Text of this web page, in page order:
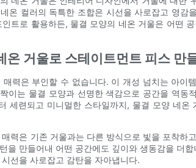
온 컬러의 독특한 조합은 시선을 사로잡고 영감
트로 활용하든, 물결 모양의 네온 거울은 어떤
온 거울로 스테이트먼트 피스 만
력은 부인할 수 없습니다. 이 개성 넘치는 아이
이는 물결 모양과 선명한 색감으로 공간을 역동
세련되고 미니멀한 스타일까지, 물결 모양 네
력은 기존 거울과는 다른 방식으로 빛을 포착하
을 만들어내 어떤 공간에도 깊이와 생동감을 더
선을 사로잡고 감탄을 자아냅니다.